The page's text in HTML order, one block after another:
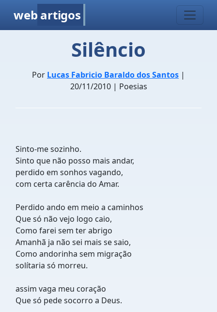
web artigos
Silêncio
Por Lucas Fabricio Baraldo dos Santos |
20/11/2010 | Poesias
Sinto-me sozinho.
Sinto que não posso mais andar,
perdido em sonhos vagando,
com certa carência do Amar.
Perdido ando em meio a caminhos
Que só não vejo logo caio,
Como farei sem ter abrigo
Amanhã ja não sei mais se saio,
Como andorinha sem migração
solítaria só morreu.
assim vaga meu coração
Que só pede socorro a Deus.